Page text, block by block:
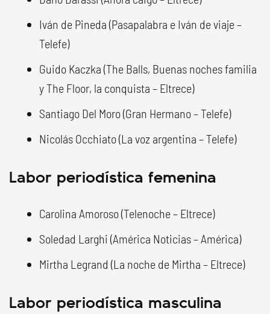
Iván de Pineda (Pasapalabra e Iván de viaje –
Telefe)
Guido Kaczka (The Balls, Buenas noches familia
y The Floor, la conquista – Eltrece)
Santiago Del Moro (Gran Hermano – Telefe)
Nicolás Occhiato (La voz argentina – Telefe)
Labor periodística femenina
Carolina Amoroso (Telenoche – Eltrece)
Soledad Larghi (América Noticias – América)
Mirtha Legrand (La noche de Mirtha – Eltrece)
Labor periodística masculina